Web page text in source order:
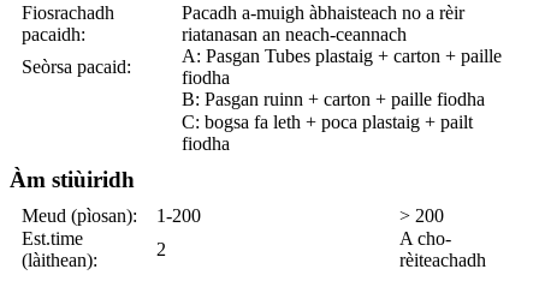
Fiosrachadh
pacaidh:
Pacadh a-muigh àbhaisteach no a rèir
riatanasan an neach-ceannach
Seòrsa pacaid:
A: Pasgan Tubes plastaig + carton + paille
fiodha
B: Pasgan ruinn + carton + paille fiodha
C: bogsa fa leth + poca plastaig + pailt
fiodha
Àm stiùiridh
Meud (pìosan): 1-200
> 200
Est.time
(làithean):
2
A cho-
rèiteachadh